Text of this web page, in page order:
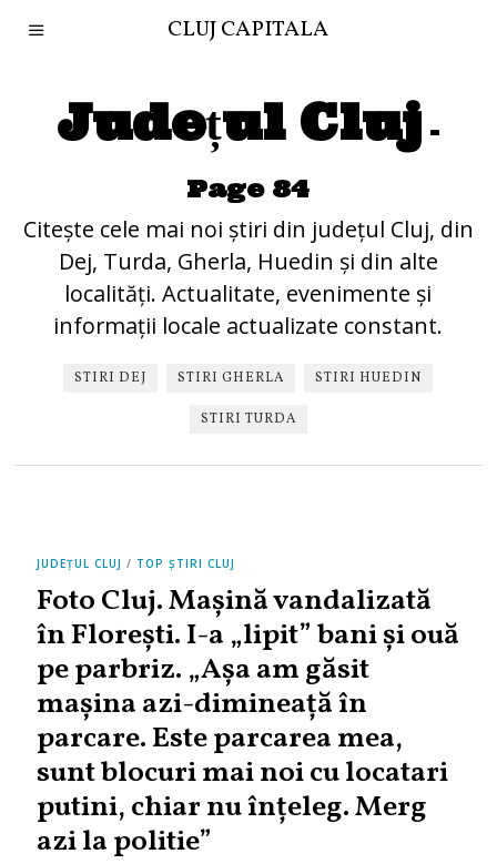
CLUJ CAPITALA
Județul Cluj -
Page 84
Citește cele mai noi știri din județul Cluj, din
Dej, Turda, Gherla, Huedin și din alte
localități. Actualitate, evenimente și
informații locale actualizate constant.
STIRI DEJ STIRI GHERLA STIRI HUEDIN
STIRI TURDA
JUDEȚUL CLUJ / TOP ȘTIRI CLUJ
Foto Cluj. Mașină vandalizată
în Florești. I-a „lipit” bani și ouă
pe parbriz. „Așa am găsit
mașina azi-dimineață în
parcare. Este parcarea mea,
sunt blocuri mai noi cu locatari
putini, chiar nu înțeleg. Merg
azi la politie”